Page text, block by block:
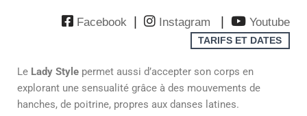
Facebook Instagram Youtube
TARIFS ET DATES
Le Lady Style permet aussi d’accepter son corps en
explorant une sensualité grâce à des mouvements de
hanches, de poitrine, propres aux danses latines.